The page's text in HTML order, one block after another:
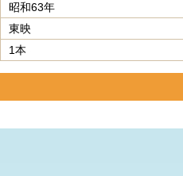
昭和63年
東映
1本